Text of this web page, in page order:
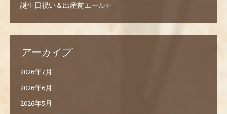
誕生日祝い＆出産前エール✨
アーカイブ
2026年7月
2026年6月
2026年5月